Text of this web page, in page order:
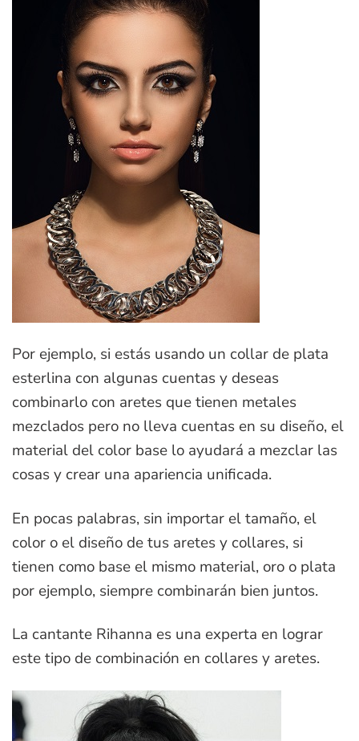
Por ejemplo, si estás usando un collar de plata
esterlina con algunas cuentas y deseas
combinarlo con aretes que tienen metales
mezclados pero no lleva cuentas en su diseño, el
material del color base lo ayudará a mezclar las
cosas y crear una apariencia unificada.
En pocas palabras, sin importar el tamaño, el
color o el diseño de tus aretes y collares, si
tienen como base el mismo material, oro o plata
por ejemplo, siempre combinarán bien juntos.
La cantante Rihanna es una experta en lograr
este tipo de combinación en collares y aretes.